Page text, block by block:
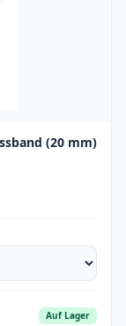
(20 mm)
Auf Lager